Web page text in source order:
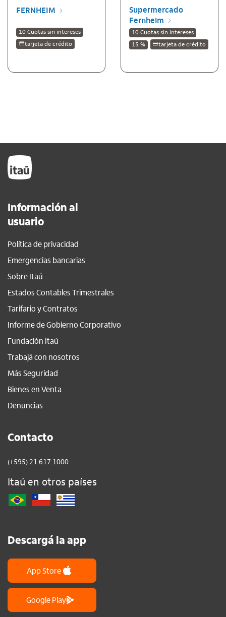
FERNHEIM
10 Cuotas sin intereses
tarjeta de crédito
Supermercado
Fernheim
10 Cuotas sin intereses
15 %
tarjeta de crédito
Información al
usuario
Política de privacidad
Emergencias bancarias
Sobre Itaú
Estados Contables Trimestrales
Tarifario y Contratos
Informe de Gobierno Corporativo
Fundación Itaú
Trabajá con nosotros
Más Seguridad
Bienes en Venta
Denuncias
Contacto
(+595) 21 617 1000
Itaú en otros países
Descargá la app
App Store
Google Play